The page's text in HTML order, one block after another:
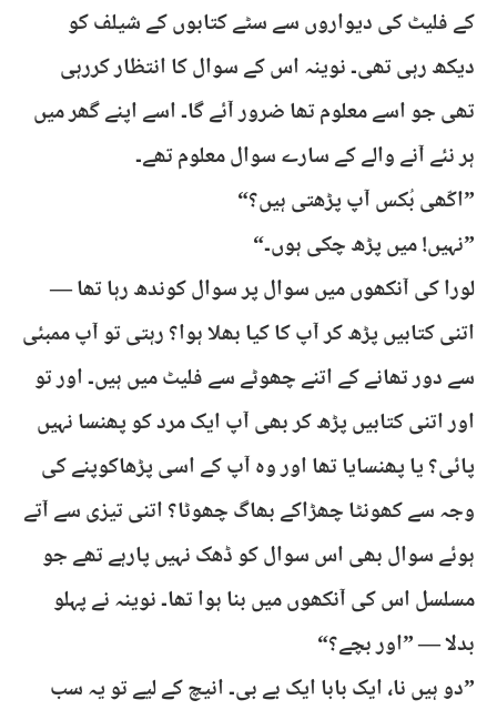
کے فلیٹ کی دیواروں سے سٹے کتابوں کے شیلف کو
دیکھ رہی تھی۔ نوینہ اس کے سوال کا انتظار کررہی
تھی جو اسے معلوم تھا ضرور آئے گا۔ اسے اپنے گھر میں
ہر نئے آنے والے کے سارے سوال معلوم تھے۔
”اکّھی بُکس آپ پڑھتی ہیں؟“
”نہیں! میں پڑھ چکی ہوں۔“
لورا کی آنکھوں میں سوال پر سوال کوندھ رہا تھا —
اتنی کتابیں پڑھ کر آپ کا کیا بھلا ہوا؟ رہتی تو آپ ممبئی
سے دور تھانے کے اتنے چھوٹے سے فلیٹ میں ہیں۔ اور تو
اور اتنی کتابیں پڑھ کر بھی آپ ایک مرد کو پھنسا نہیں
پائی؟ یا پھنسایا تھا اور وہ آپ کے اسی پڑھاکوپنے کی
وجہ سے کھونٹا چھڑاکے بھاگ چھوٹا؟ اتنی تیزی سے آتے
ہوئے سوال بھی اس سوال کو ڈھک نہیں پارہے تھے جو
مسلسل اس کی آنکھوں میں بنا ہوا تھا۔ نوینہ نے پہلو
بدلا — ”اور بچے؟“
”دو ہیں نا، ایک بابا ایک بے بی۔ انیچ کے لیے تو یہ سب